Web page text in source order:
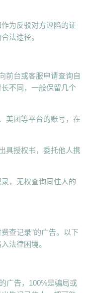
为反驳对方诬陷的证
法途径。
前台或客服申请查询自
不同，一般保留几个
美团等平台的账号，在
具授权书，委托他人携
，无权查询同住人的
查记录”的广告。以下
法律困境。
广告，100%是骗局或